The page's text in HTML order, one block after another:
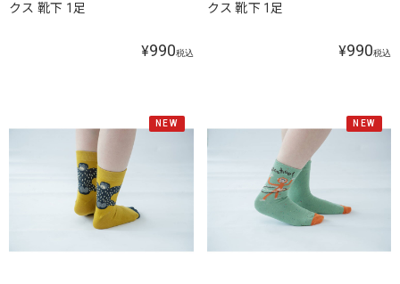
クス 靴下 1足
¥990税込
クス 靴下 1足
¥990税込
NEW NEW